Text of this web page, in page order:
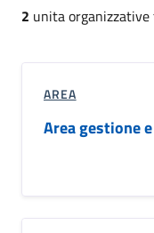
2 unita
AREA
Area gestione